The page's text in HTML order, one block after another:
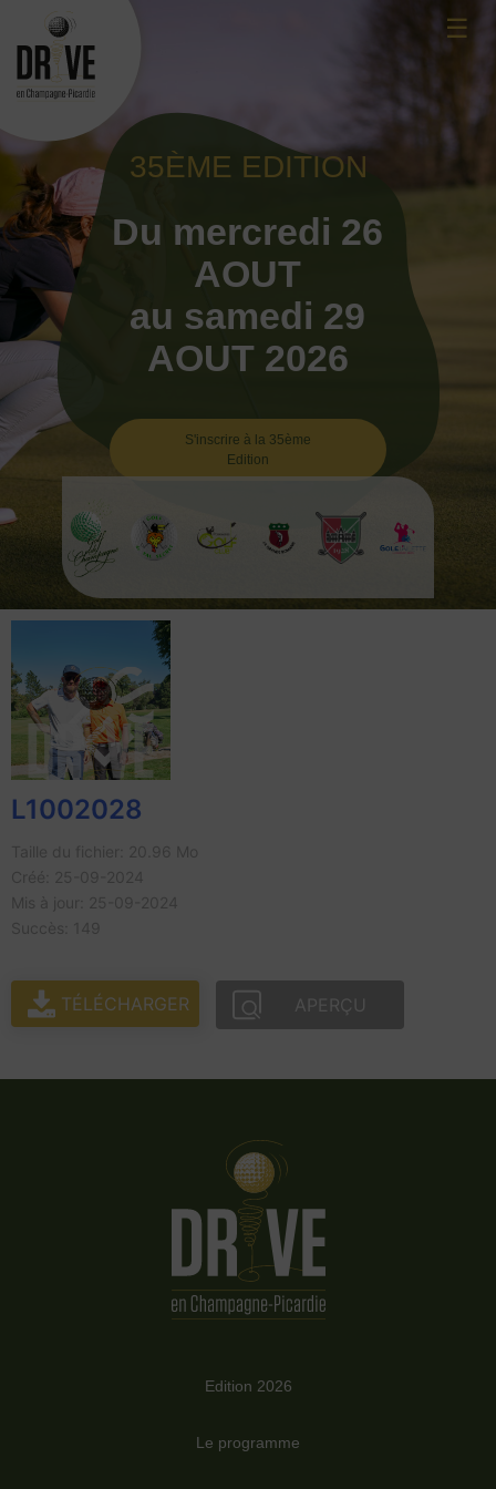
content
☰
35ÈME EDITION
Du mercredi 26
AOUT
au samedi 29
AOUT 2026
S'inscrire à la 35ème
Edition
L1002028
TÉLÉCHARGER APERÇU
Edition 2026
Le programme